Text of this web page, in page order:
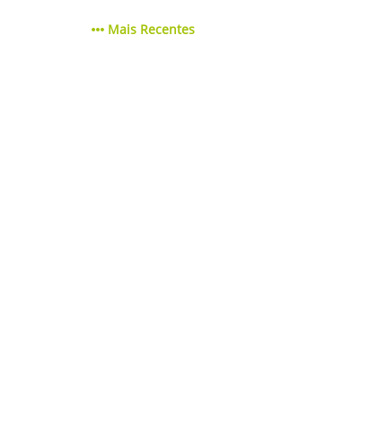
Mais Recentes